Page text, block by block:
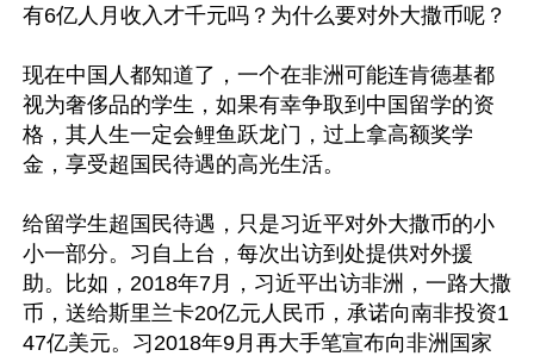
有6亿人月收入才千元吗？为什么要对外大撒币呢？
现在中国人都知道了，一个在非洲可能连肯德基都
视为奢侈品的学生，如果有幸争取到中国留学的资
格，其人生一定会鲤鱼跃龙门，过上拿高额奖学
金，享受超国民待遇的高光生活。
给留学生超国民待遇，只是习近平对外大撒币的小
小一部分。习自上台，每次出访到处提供对外援
助。比如，2018年7月，习近平出访非洲，一路大撒
币，送给斯里兰卡20亿元人民币，承诺向南非投资1
47亿美元。习2018年9月再大手笔宣布向非洲国家